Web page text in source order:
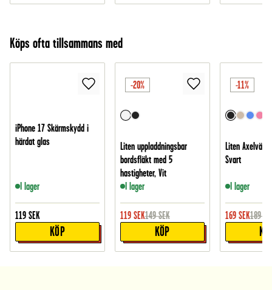
Köps ofta tillsammans med
iPhone 17 Skärmskydd i
härdat glas
I lager
119 SEK
KÖP
-20%
Liten uppladdningsbar
bordsfläkt med 5
hastigheter, Vit
I lager
119 SEK149 SEK
KÖP
-11%
Liten
Svart
I lager
169 SEK189